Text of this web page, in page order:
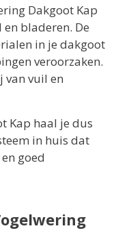
Dakgoot Kap
bladeren. De
in je dakgoot
veroorzaken.
vuil en
Kap haal je dus
in huis dat
goed